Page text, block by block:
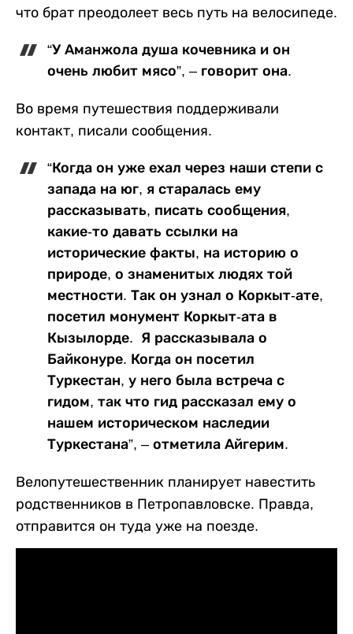
что брат преодолеет весь путь на велосипеде.
“У Аманжола душа кочевника и он
очень любит мясо”, – говорит она.
Во время путешествия поддерживали
контакт, писали сообщения.
“Когда он уже ехал через наши степи с
запада на юг, я старалась ему
рассказывать, писать сообщения,
какие-то давать ссылки на
исторические факты, на историю о
природе, о знаменитых людях той
местности. Так он узнал о Коркыт-ате,
посетил монумент Коркыт-ата в
Кызылорде. Я рассказывала о
Байконуре. Когда он посетил
Туркестан, у него была встреча с
гидом, так что гид рассказал ему о
нашем историческом наследии
Туркестана”, – отметила Айгерим.
Велопутешественник планирует навестить
родственников в Петропавловске. Правда,
отправится он туда уже на поезде.